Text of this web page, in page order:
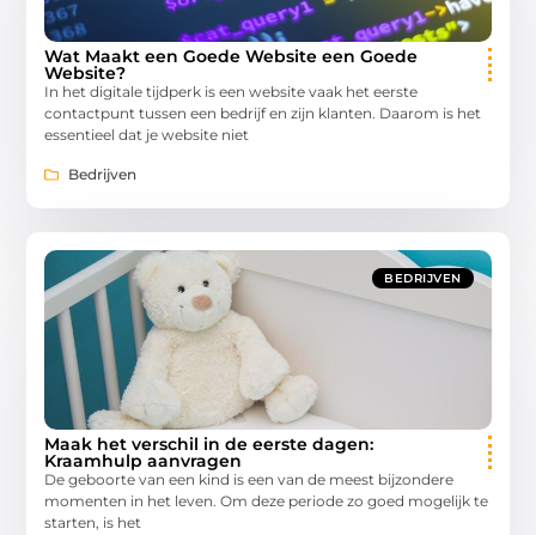
Wat Maakt een Goede Website een Goede
Website?
In het digitale tijdperk is een website vaak het eerste
contactpunt tussen een bedrijf en zijn klanten. Daarom is het
essentieel dat je website niet
Bedrijven
BEDRIJVEN
Maak het verschil in de eerste dagen:
Kraamhulp aanvragen
De geboorte van een kind is een van de meest bijzondere
momenten in het leven. Om deze periode zo goed mogelijk te
starten, is het